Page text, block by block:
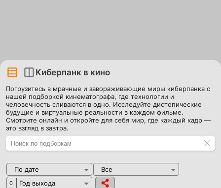
Киберпанк в кино
Погрузитесь в мрачные и завораживающие миры киберпанка с
нашей подборкой кинематографа, где технологии и
человечность сливаются в одно. Исследуйте дистопические
будущие и виртуальные реальности в каждом фильме.
Смотрите онлайн и откройте для себя мир, где каждый кадр —
это взгляд в завтра.
По дате Все
0 Год выхода